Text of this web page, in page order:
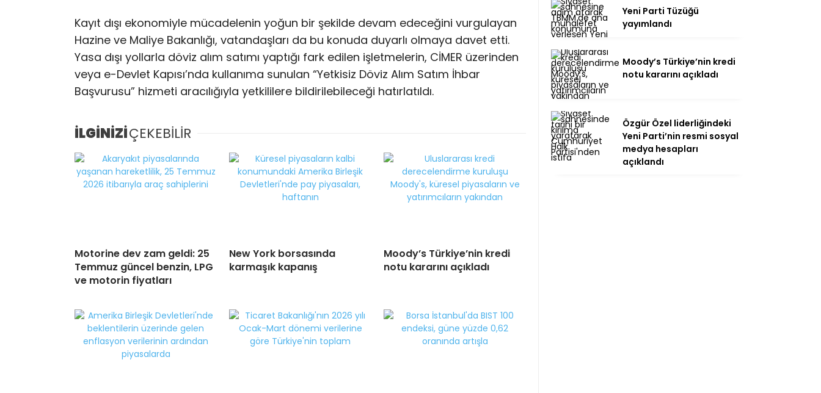
Kayıt dışı ekonomiyle mücadelenin yoğun bir şekilde devam edeceğini vurgulayan
Hazine ve Maliye Bakanlığı, vatandaşları da bu konuda duyarlı olmaya davet etti.
Yasa dışı yollarla döviz alım satımı yaptığı fark edilen işletmelerin, CİMER üzerinden
veya e-Devlet Kapısı’nda kullanıma sunulan “Yetkisiz Döviz Alım Satım İhbar
Başvurusu” hizmeti aracılığıyla yetkililere bildirilebileceği hatırlatıldı.
İLGİNİZİÇEKEBİLİR
Motorine dev zam geldi: 25
Temmuz güncel benzin, LPG
ve motorin fiyatları
New York borsasında
karmaşık kapanış
Moody’s Türkiye’nin kredi
notu kararını açıkladı
Yeni Parti Tüzüğü
yayımlandı
Moody’s Türkiye’nin kredi
notu kararını açıkladı
Özgür Özel liderliğindeki
Yeni Parti’nin resmi sosyal
medya hesapları
açıklandı